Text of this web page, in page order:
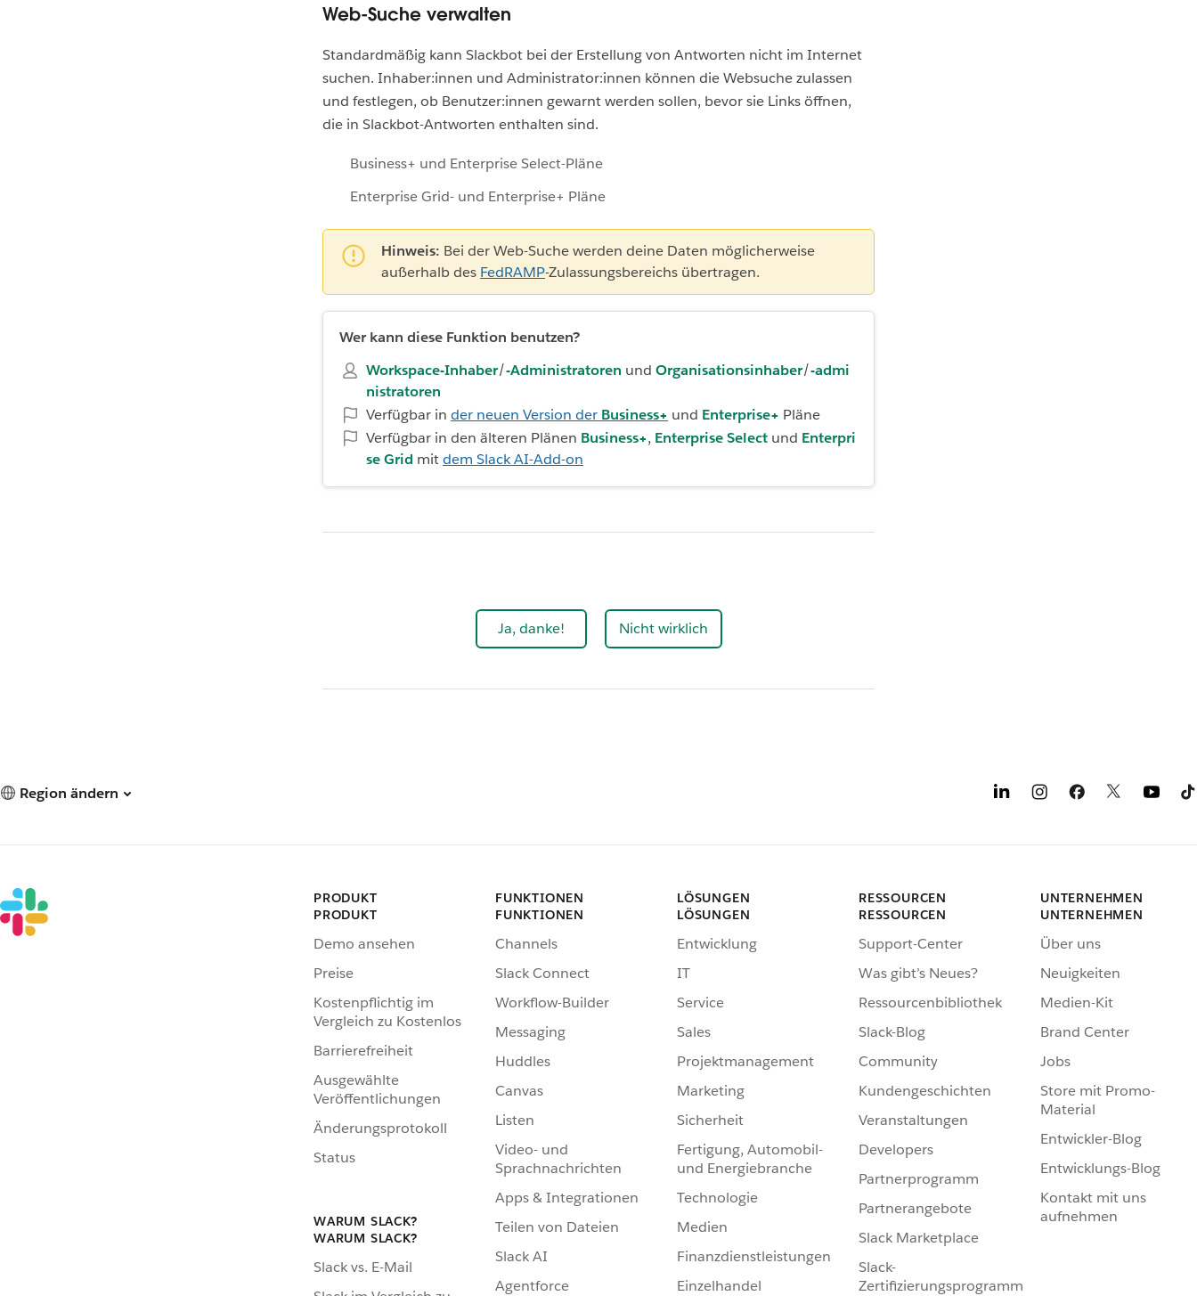
Web-Suche verwalten
Standardmäßig kann Slackbot bei der Erstellung von Antworten nicht im Internet
suchen. Inhaber:innen und Administrator:innen können die Websuche zulassen
und festlegen, ob Benutzer:innen gewarnt werden sollen, bevor sie Links öffnen,
die in Slackbot-Antworten enthalten sind.
Business+ und Enterprise Select-Pläne
Enterprise Grid- und Enterprise+ Pläne
Hinweis: Bei der Web-Suche werden deine Daten möglicherweise
außerhalb des FedRAMP-Zulassungsbereichs übertragen.
Wer kann diese Funktion benutzen?
Workspace-Inhaber/-Administratoren und Organisationsinhaber/-admi
nistratoren
Verfügbar in der neuen Version der Business+ und Enterprise+ Pläne
Verfügbar in den älteren Plänen Business+, Enterprise Select und Enterpri
se Grid mitdem Slack AI-Add-on
Ja, danke! Nicht wirklich
Region ändern
PRODUKT
PRODUKT
Demo ansehen
Preise
Kostenpflichtig im
Vergleich zu Kostenlos
Barrierefreiheit
Ausgewählte
Veröffentlichungen
Änderungsprotokoll
Status
WARUM SLACK?
WARUM SLACK?
Slack vs. E-Mail
FUNKTIONEN
FUNKTIONEN
Channels
Slack Connect
Workflow-Builder
Messaging
Huddles
Canvas
Listen
Video- und
Sprachnachrichten
Apps & Integrationen
Teilen von Dateien
Slack AI
Agentforce
LÖSUNGEN
LÖSUNGEN
Entwicklung
IT
Service
Sales
Projektmanagement
Marketing
Sicherheit
Fertigung, Automobil-
und Energiebranche
Technologie
Medien
Finanzdienstleistungen
Einzelhandel
RESSOURCEN
RESSOURCEN
Support-Center
Was gibt’s Neues?
Ressourcenbibliothek
Slack-Blog
Community
Kundengeschichten
Veranstaltungen
Developers
Partnerprogramm
Partnerangebote
Slack Marketplace
Slack-
Zertifizierungsprogramm
UNTERNEHMEN
UNTERNEHMEN
Über uns
Neuigkeiten
Medien-Kit
Brand Center
Jobs
Store mit Promo-
Material
Entwickler-Blog
Entwicklungs-Blog
Kontakt mit uns
aufnehmen